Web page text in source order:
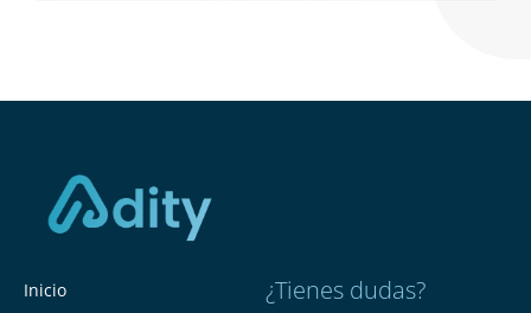
Inicio
¿Tienes dudas?